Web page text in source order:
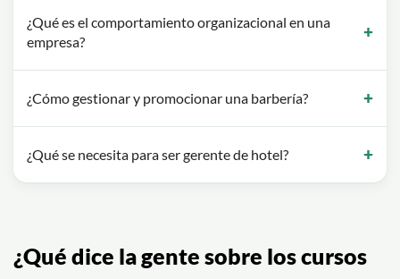
¿Qué es el comportamiento organizacional en una
empresa?
¿Cómo gestionar y promocionar una barbería?
¿Qué se necesita para ser gerente de hotel?
¿Qué dice la gente sobre los cursos